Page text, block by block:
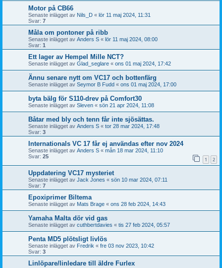
Motor på CB66
Senaste inlägget av Nils_D « lör 11 maj 2024, 11:31
Svar: 7
Måla om pontoner på ribb
Senaste inlägget av Anders S « lör 11 maj 2024, 08:00
Svar: 1
Ett lager av Hempel Mille NCT?
Senaste inlägget av Glad_seglare « ons 01 maj 2024, 17:42
Ännu senare nytt om VC17 och bottenfärg
Senaste inlägget av Seymor B Fudd « ons 01 maj 2024, 17:00
byta bälg för S110-drev på Comfort30
Senaste inlägget av Sleven « sön 21 apr 2024, 11:08
Båtar med bly och tenn får inte sjösättas.
Senaste inlägget av Anders S « tor 28 mar 2024, 17:48
Svar: 3
Internationals VC 17 får ej användas efter nov 2024
Senaste inlägget av Anders S « mån 18 mar 2024, 11:10
Svar: 25 1 2
Uppdatering VC17 mysteriet
Senaste inlägget av Jack Jones « sön 10 mar 2024, 07:11
Svar: 7
Epoxiprimer Biltema
Senaste inlägget av Mats Brage « ons 28 feb 2024, 14:43
Yamaha Malta dör vid gas
Senaste inlägget av cuthbertdavies « tis 27 feb 2024, 05:57
Penta MD5 plötsligt livlös
Senaste inlägget av Fredrik « fre 03 nov 2023, 10:42
Svar: 3
Linlöpare/linledare till äldre Furlex